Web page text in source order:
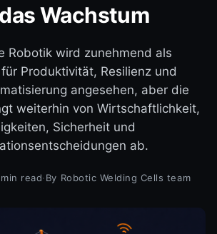
Wachstum
Robotik wird zunehmend als
Produktivität, Resilienz und
angesehen, aber die
weiterhin von Wirtschaftlichkeit,
Sicherheit und
ab.
read·By Robotic Welding Cells team